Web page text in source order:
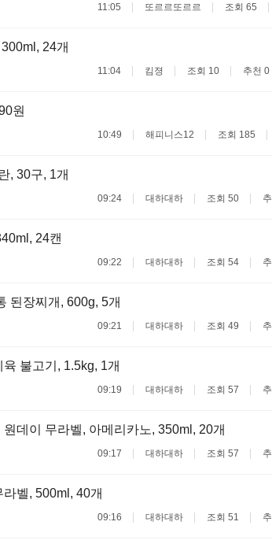
11:05 또르르또르르 조회 65
24개
11:04 킴졍 조회 10 추천 0
원
10:49 해피니스12 조회 185
, 30구, 1개
09:24 대하대하 조회 50
24캔
09:22 대하대하 조회 54
된장찌개, 600g, 5개
09:21 대하대하 조회 49
불고기, 1.5kg, 1개
09:19 대하대하 조회 57
데이 무라벨, 아메리카노, 350ml, 20개
09:17 대하대하 조회 57
벨, 500ml, 40개
09:16 대하대하 조회 51